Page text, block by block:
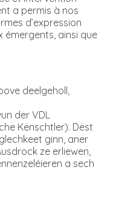
a permis à nos
d’expression
ainsi que
deelgeholl,
der VDL
Kënschtler). Dëst
ginn, aner
ze erliewen,
a sech